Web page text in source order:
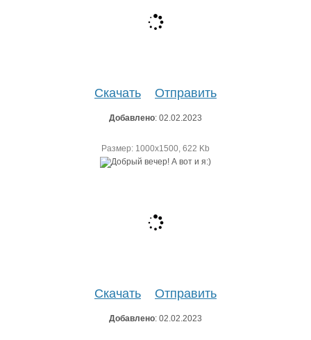
Скачать Отправить
Добавлено: 02.02.2023
Размер: 1000х1500, 622 Kb
Скачать Отправить
Добавлено: 02.02.2023